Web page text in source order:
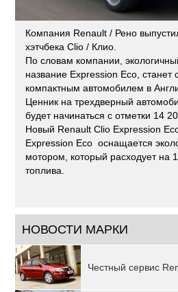
Компания Renault / Рено
хэтчбека Clio / Клио.
По словам компании,
название Expression Eco,
компактным автомобилем в
Ценник на трехдверный
будет начинаться с отметки 14
Новый Renault Clio Expression
Expression Eco оснащается
мотором, который расходует на
топлива.
НОВОСТИ МАРКИ
Честный сервис